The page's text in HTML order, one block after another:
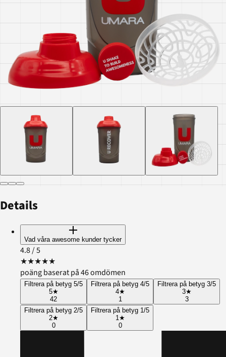
Details
Vad våra awesome kunder tycker
4.8/ 5
★★★★★
poäng baserat på 46 omdömen
Filtrera på betyg 5/5
5★
42
Filtrera på betyg 4/5
4★
1
Filtrera på betyg 3/5
3★
3
Filtrera på betyg 2/5
2★
0
Filtrera på betyg 1/5
1 ★
0